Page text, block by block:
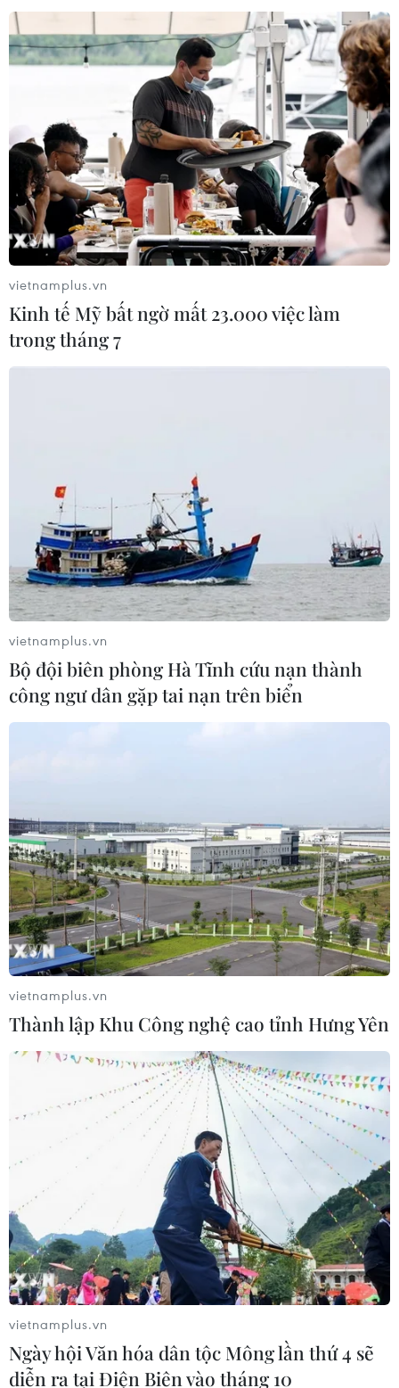
TIN CÙNG CHUYÊN MỤC
Khởi tố, truy nã 3 đối tượng hoạt
động nhằm lật đổ chính quyền nhân
dân
07/08/2026 13:51
Bảo mẫu tại cơ sở mầm non thừa
nhận hành vi bạo hành hai trẻ
07/08/2026 12:27
Phát hiện đối tượng tàng trữ trái
vietnamplus.vn
Kinh tế Mỹ bất ngờ mất 23.000 việc làm
trong tháng 7
vietnamplus.vn
Bộ đội biên phòng Hà Tĩnh cứu nạn thành
công ngư dân gặp tai nạn trên biển
vietnamplus.vn
Thành lập Khu Công nghệ cao tỉnh Hưng Yên
vietnamplus.vn
Ngày hội Văn hóa dân tộc Mông lần thứ 4 sẽ
diễn ra tại Điện Biên vào tháng 10